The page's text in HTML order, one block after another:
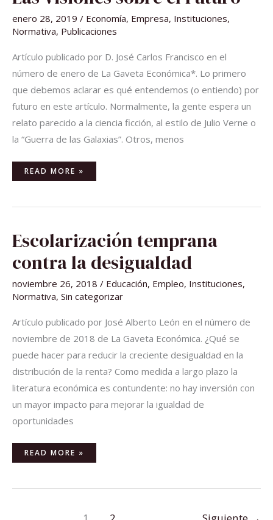
enero 28, 2019 / Economía, Empresa, Instituciones,
Normativa, Publicaciones
Artículo publicado por D. José Carlos Francisco en el
número de enero de La Gaveta Económica*. Lo primero
que debemos aclarar es qué entendemos (o entiendo) por
futuro en este artículo. Normalmente, la gente espera un
relato parecido a la ciencia ficción, al estilo de Julio Verne o
la “Guerra de las Galaxias”. Otros, menos
SOBRE
FUTURO
READ MORE »
Escolarización temprana
contra la desigualdad
noviembre 26, 2018 / Educación, Empleo, Instituciones,
Normativa, Sin categorizar
Artículo publicado por José Alberto León en el número de
noviembre de 2018 de La Gaveta Económica. ¿Qué se
puede hacer para reducir la creciente desigualdad en la
distribución de la renta? Como medida a largo plazo la
literatura económica es contundente: no hay inversión con
un mayor impacto para mejorar la igualdad de
oportunidades
ESCOLARIZACIÓN
TEMPRANA
CONTRA
DESIGUALDAD
READ MORE »